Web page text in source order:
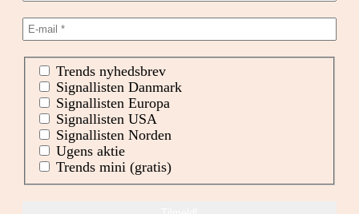
Trends nyhedsbrev
Signallisten Danmark
Signallisten Europa
Signallisten USA
Signallisten Norden
Ugens aktie
Trends mini (gratis)